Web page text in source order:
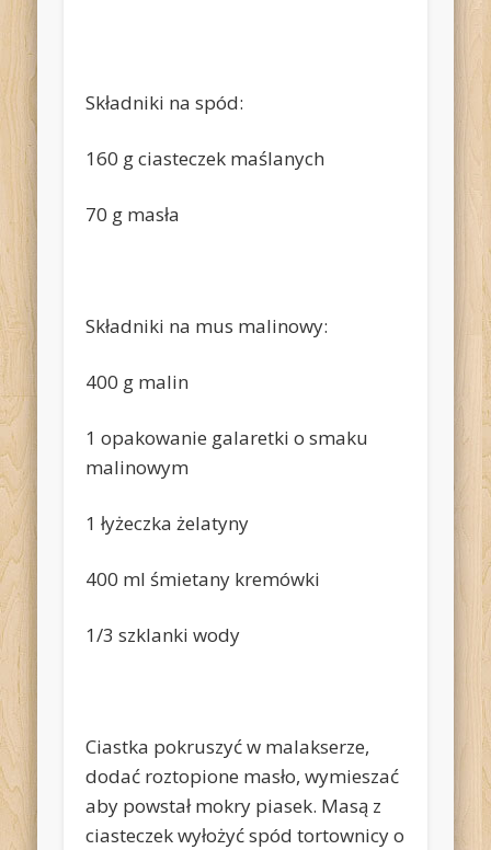
Składniki na spód:
160 g ciasteczek maślanych
70 g masła
Składniki na mus malinowy:
400 g malin
1 opakowanie galaretki o smaku
malinowym
1 łyżeczka żelatyny
400 ml śmietany kremówki
1/3 szklanki wody
Ciastka pokruszyć w malakserze,
dodać roztopione masło, wymieszać
aby powstał mokry piasek. Masą z
ciasteczek wyłożyć spód tortownicy o